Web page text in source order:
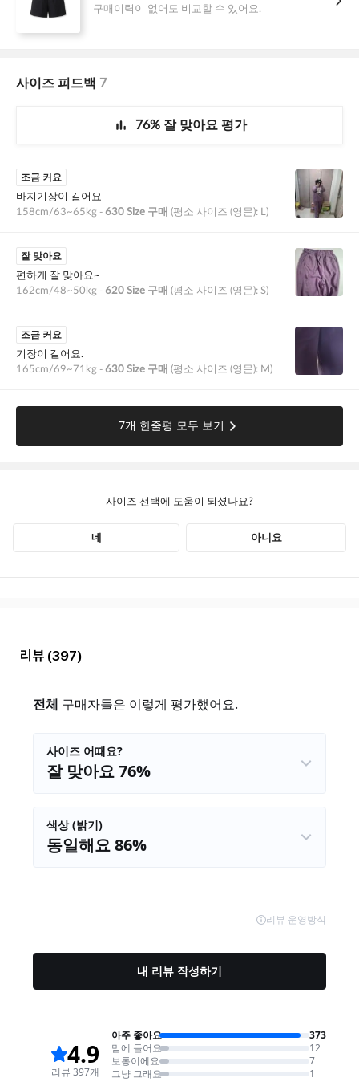
리뷰 (397)